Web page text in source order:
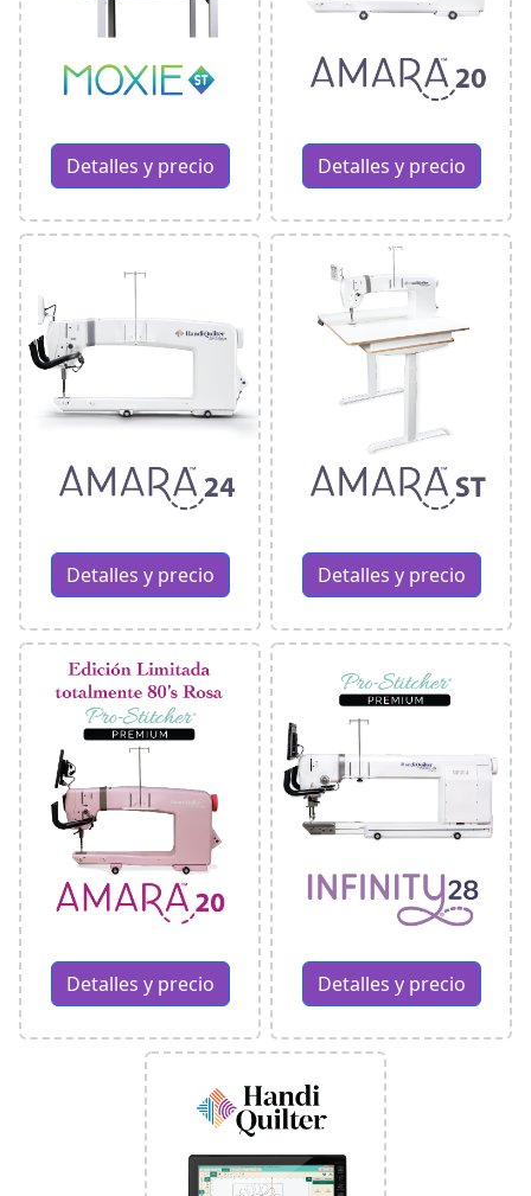
Detalles y precio Detalles y precio
Detalles y precio Detalles y precio
Detalles y precio Detalles y precio